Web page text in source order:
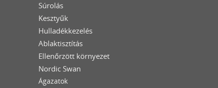
Súrolás
Kesztyűk
Hulladékkezelés
Ablaktisztítás
Ellenőrzött környezet
Nordic Swan
Ágazatok